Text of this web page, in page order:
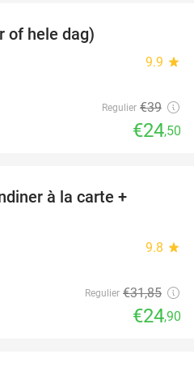
of hele dag)
9.9 star
Regulier €39
€24,50
à la carte +
9.8 star
Regulier €31,85
€24,90